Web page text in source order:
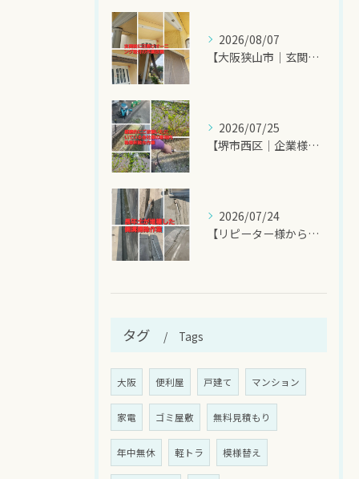
2026/08/07
【大阪狭山市｜玄関前の西日対策にオーニングシート施工のご相談...
2026/07/25
【堺市西区｜企業様敷地内の除草剤散布作業】
2026/07/24
【リピーター様からのご依頼！側溝掃除でスッキリ快適】
タグ Tags
大阪 便利屋 戸建て マンション
家電 ゴミ屋敷 無料見積もり
年中無休 軽トラ 模様替え